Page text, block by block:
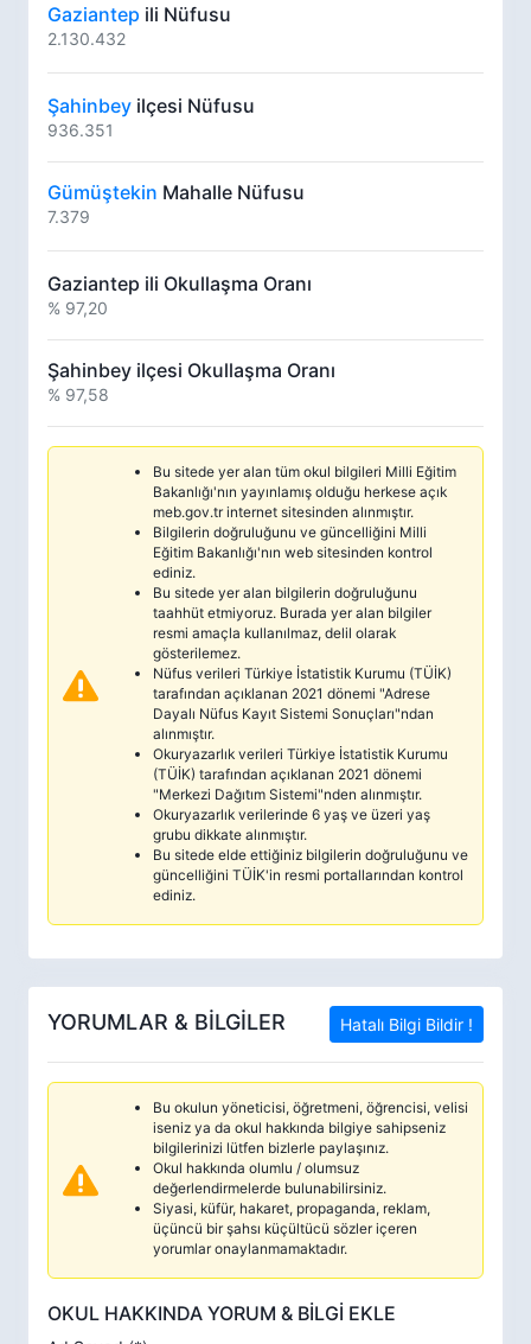
Gaziantep ili Nüfusu
2.130.432
Şahinbey ilçesi Nüfusu
936.351
Gümüştekin Mahalle Nüfusu
7.379
Gaziantep ili Okullaşma Oranı
% 97,20
Şahinbey ilçesi Okullaşma Oranı
% 97,58
Bu sitede yer alan tüm okul bilgileri Milli Eğitim
Bakanlığı'nın yayınlamış olduğu herkese açık
meb.gov.tr internet sitesinden alınmıştır.
Bilgilerin doğruluğunu ve güncelliğini Milli
Eğitim Bakanlığı'nın web sitesinden kontrol
ediniz.
Bu sitede yer alan bilgilerin doğruluğunu
taahhüt etmiyoruz. Burada yer alan bilgiler
resmi amaçla kullanılmaz, delil olarak
gösterilemez.
Nüfus verileri Türkiye İstatistik Kurumu (TÜİK)
tarafından açıklanan 2021 dönemi "Adrese
Dayalı Nüfus Kayıt Sistemi Sonuçları"ndan
alınmıştır.
Okuryazarlık verileri Türkiye İstatistik Kurumu
(TÜİK) tarafından açıklanan 2021 dönemi
"Merkezi Dağıtım Sistemi"nden alınmıştır.
Okuryazarlık verilerinde 6 yaş ve üzeri yaş
grubu dikkate alınmıştır.
Bu sitede elde ettiğiniz bilgilerin doğruluğunu ve
güncelliğini TÜİK'in resmi portallarından kontrol
ediniz.
YORUMLAR & BİLGİLER Hatalı Bilgi Bildir !
Bu okulun yöneticisi, öğretmeni, öğrencisi, velisi
iseniz ya da okul hakkında bilgiye sahipseniz
bilgilerinizi lütfen bizlerle paylaşınız.
Okul hakkında olumlu / olumsuz
değerlendirmelerde bulunabilirsiniz.
Siyasi, küfür, hakaret, propaganda, reklam,
üçüncü bir şahsı küçültücü sözler içeren
yorumlar onaylanmamaktadır.
OKUL HAKKINDA YORUM & BİLGİ EKLE